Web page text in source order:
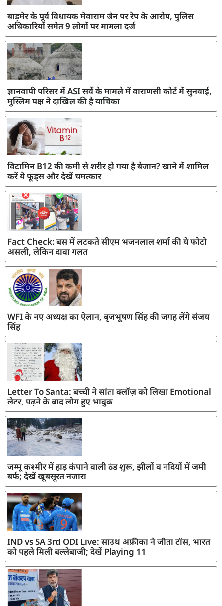
बाड़मेर के पूर्व विधायक मेवाराम जैन पर रेप के आरोप, पुलिस
अधिकारियों समेत 9 लोगों पर मामला दर्ज
ज्ञानवापी परिसर में ASI सर्वे के मामले में वाराणसी कोर्ट में सुनवाई,
मुस्लिम पक्ष ने दाखिल की है याचिका
विटामिन B12 की कमी से शरीर हो गया है बेजान? खाने में शामिल
करें ये फूड्स और देखें चमत्कार
Fact Check: बस में लटकते सीएम भजनलाल शर्मा की ये फोटो
असली, लेकिन दावा गलत
WFI के नए अध्यक्ष का ऐलान, बृजभूषण सिंह की जगह लेंगे संजय
सिंह
Letter To Santa: बच्ची ने सांता क्लॉज़ को लिखा Emotional
लेटर, पढ़ने के बाद लोग हुए भावुक
जम्मू कश्मीर में हाड़ कंपाने वाली ठंड शुरू, झीलों व नदियों में जमी
बर्फ; देखें खूबसूरत नजारा
IND vs SA 3rd ODI Live: साउथ अफ्रीका ने जीता टॉस, भारत
को पहले मिली बल्लेबाजी; देखें Playing 11